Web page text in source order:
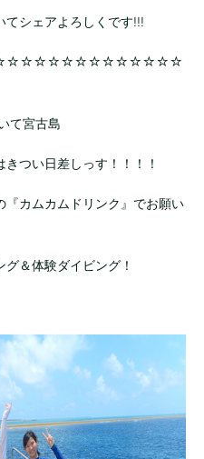
てシェアよろしくです!!!
て宮古島
つい日差しっす！！！！
カムカムドリンク』でお願い
＆体験ダイビング！